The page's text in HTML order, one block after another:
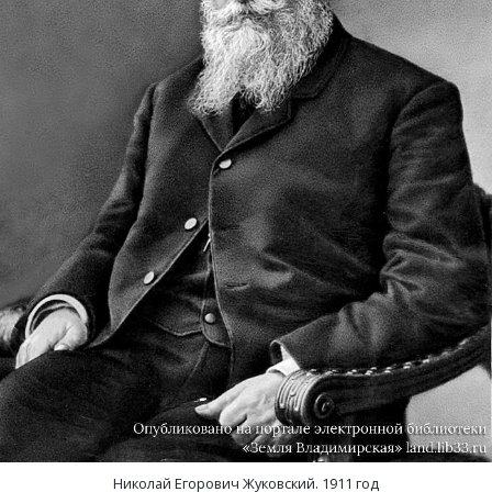
Ни­ко­лай Его­ро­вич Жуковский. 1911 год
Лубенкино, деревня
Лубенцы, деревня
Лужки, деревня
Макариха, деревня
Малое Урсово болото, посёлок
Марьинка, деревня
Машки, деревня
Микшино, деревня